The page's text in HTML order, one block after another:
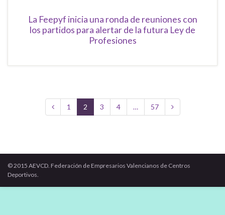
La Feepyf inicia una ronda de reuniones con
los partidos para alertar de la futura Ley de
Profesiones
1 2 3 4 … 57
© 2015 AEVCD. Federación de Empresarios Valencianos de Centros
Deportivos.